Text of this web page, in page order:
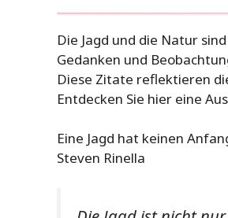
Die Jagd und die Natur
Gedanken und
Diese Zitate reflektieren
Entdecken Sie hier eine
Eine Jagd hat keinen
Steven Rinella